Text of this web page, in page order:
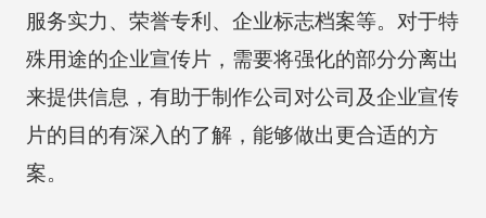
服务实力、荣誉专利、企业标志档案等。对于特
殊用途的企业宣传片，需要将强化的部分分离出
来提供信息，有助于制作公司对公司及企业宣传
片的目的有深入的了解，能够做出更合适的方
案。